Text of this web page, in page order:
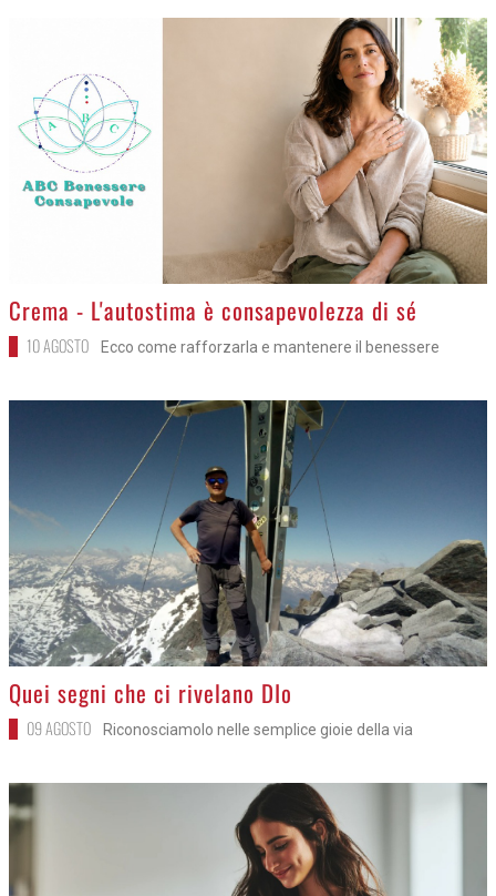
>
Crema - L'autostima è consapevolezza di sé
10 AGOSTO Ecco come rafforzarla e mantenere il benessere
>
Quei segni che ci rivelano DIo
09 AGOSTO Riconosciamolo nelle semplice gioie della via